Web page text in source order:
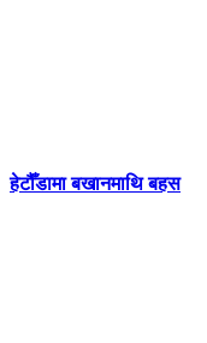
हेटौँडामा बखानमाथि बहस